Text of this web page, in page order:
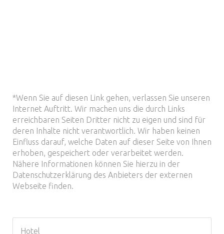
*Wenn Sie auf diesen Link gehen, verlassen Sie unseren
Internet Auftritt. Wir machen uns die durch Links
erreichbaren Seiten Dritter nicht zu eigen und sind für
deren Inhalte nicht verantwortlich. Wir haben keinen
Einfluss darauf, welche Daten auf dieser Seite von Ihnen
erhoben, gespeichert oder verarbeitet werden.
Nähere Informationen können Sie hierzu in der
Datenschutzerklärung des Anbieters der externen
Webseite finden.
Hotel